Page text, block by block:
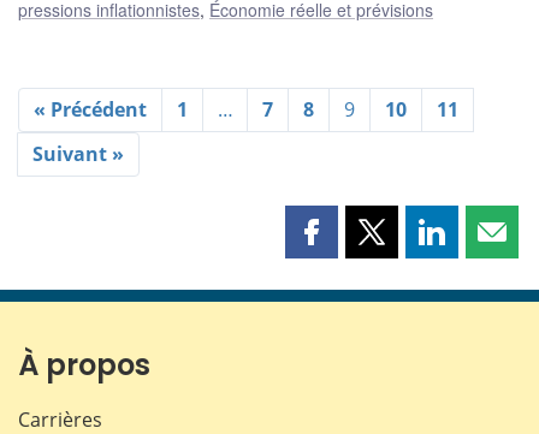
pressions inflationnistes, Économie réelle et prévisions
« Précédent 1 … 7 8 9 10
11
Suivant »
Partager
page
Partager
page
Partager
page page
À propos
Carrières